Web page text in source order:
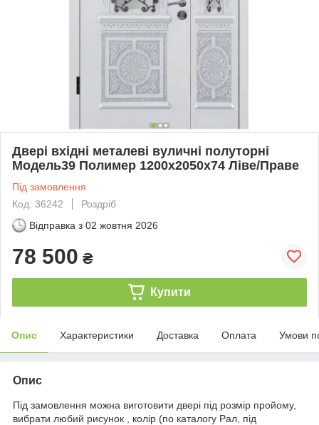
Двері вхідні металеві вуличні полуторні
Модель39 Полимер 1200х2050х74 Ліве/Праве
Під замовлення
Код: 36242
Роздріб
Відправка з 02 жовтня 2026
78 500 ₴
Купити
Опис Характеристики Доставка Оплата Умови
Опис
Під замовлення можна виготовити двері під розмір пройому,
вибрати любий рисунок , колір (по каталогу Рал, під